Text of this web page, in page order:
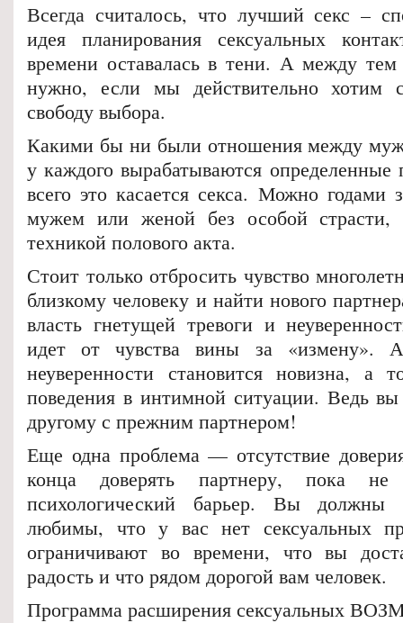
Всегда считалось, что лучший секс –
идея планирования сексуальных
времени оставалась в тени. А между
нужно, если мы действительно хотим
свободу выбора.
Какими бы ни были отношения между
у каждого вырабатываются
всего это касается секса. Можно годами
мужем или женой без особой страсти,
техникой полового акта.
Стоит только отбросить чувство
близкому человеку и найти нового
власть гнетущей тревоги и
идет от чувства вины за «измену».
неуверенности становится новизна, а
поведения в интимной ситуации. Ведь
другому с прежним партнером!
Еще одна проблема — отсутствие
конца доверять партнеру, пока не
психологический барьер. Вы должны
любимы, что у вас нет сексуальных
ограничивают во времени, что вы
радость и что рядом дорогой вам человек.
Программа расширения сексуальных